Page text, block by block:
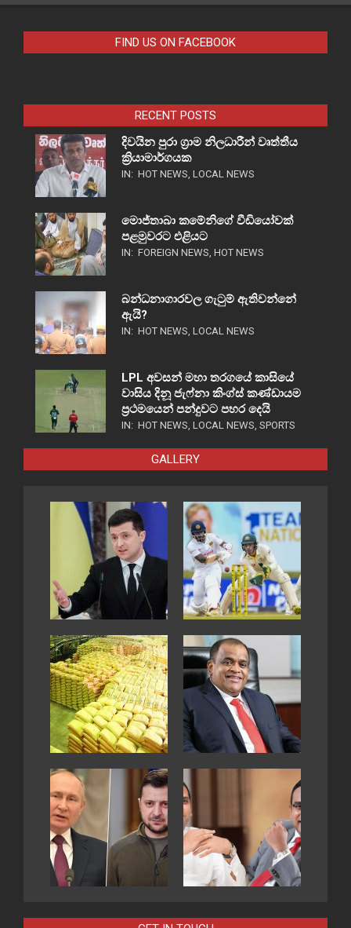
FIND US ON FACEBOOK
RECENT POSTS
දිවයින පුරා ග්‍රාම නිලධාරීන් වෘත්තීය
ක්‍රියාමාර්ගයක
IN: HOT NEWS, LOCAL NEWS
මොජ්තාබා කමේනිගේ වීඩියෝවක්
පළමුවරට එළියට
IN: FOREIGN NEWS, HOT NEWS
බන්ධනාගාරවල ගැටුම් ඇතිවන්නේ
ඇයි?
IN: HOT NEWS, LOCAL NEWS
LPL අවසන් මහා තරගයේ කාසියේ
වාසිය දිනූ ජැෆ්නා කිංග්ස් කණ්ඩායම
ප්‍රථමයෙන් පන්දුවට පහර දෙයි
IN: HOT NEWS, LOCAL NEWS, SPORTS
GALLERY